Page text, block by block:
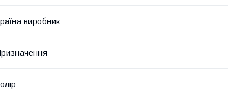
виробник